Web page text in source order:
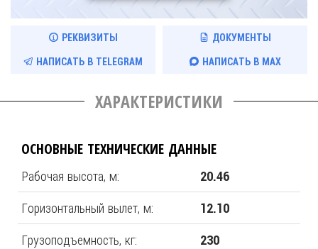
РЕКВИЗИТЫ ДОКУМЕНТЫ
НАПИСАТЬ В TELEGRAM НАПИСАТЬ В MAX
ХАРАКТЕРИСТИКИ
ОСНОВНЫЕ ТЕХНИЧЕСКИЕ ДАННЫЕ
Рабочая высота, м: 20.46
Горизонтальный вылет, м: 12.10
Грузоподъемность, кг: 230